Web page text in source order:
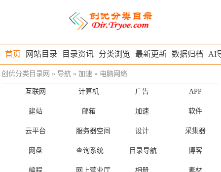
首页 网站目录 目录资讯 分类浏览 最新更新 数据归档 AI
创优分类目录网 » 导航 » 加速 » 电脑网络
互联网 计算机 广告 APP
建站 邮箱 加速 软件
云平台 服务器空间 设计 采集器
网盘 查询系统 目录导航 博客
编程 网上营业厅 相册 素材